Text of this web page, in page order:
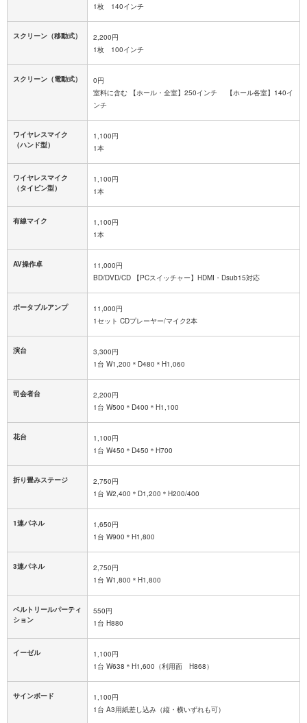
1枚 140インチ
スクリーン（移動式）
2,200円
1枚 100インチ
スクリーン（電動式）
0円
室料に含む 【ホール・全室】250インチ 【ホール各室】140イ
ンチ
ワイヤレスマイク
（ハンド型）
1,100円
1本
ワイヤレスマイク
（タイピン型）
1,100円
1本
有線マイク
1,100円
1本
AV操作卓
11,000円
BD/DVD/CD 【PCスイッチャー】HDMI・Dsub15対応
ポータブルアンプ
11,000円
1セット CDプレーヤー/マイク2本
演台
3,300円
1台 W1,200＊D480＊H1,060
司会者台
2,200円
1台 W500＊D400＊H1,100
花台
1,100円
1台 W450＊D450＊H700
折り畳みステージ
2,750円
1台 W2,400＊D1,200＊H200/400
1連パネル
1,650円
1台 W900＊H1,800
3連パネル
2,750円
1台 W1,800＊H1,800
ベルトリールパーティ
ション
550円
1台 H880
イーゼル
1,100円
1台 W638＊H1,600（利用面 H868）
サインボード
1,100円
1台 A3用紙差し込み（縦・横いずれも可）